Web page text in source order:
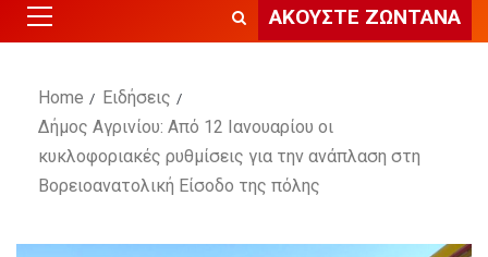
ΑΚΟΎΣΤΕ ΖΩΝΤΑΝΆ
Home
Ειδήσεις
Δήμος Αγρινίου: Από 12 Ιανουαρίου οι
κυκλοφοριακές ρυθμίσεις για την ανάπλαση στη
Βορειοανατολική Είσοδο της πόλης